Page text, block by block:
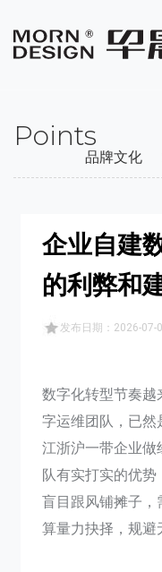
Points
品牌文化
企业自建
的利弊和
发布日期：2026-07-
数字化转型节奏越
字运维团队，已然
江浙沪一带企业做
队有实打实的优
盲目跟风铺摊子，
算量力抉择，规避